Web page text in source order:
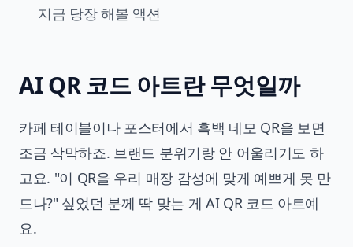
지금 당장 해볼 액션
AI QR 코드 아트란 무엇일까
카페 테이블이나 포스터에서 흑백 네모 QR을 보면
조금 삭막하죠. 브랜드 분위기랑 안 어울리기도 하
고요. "이 QR을 우리 매장 감성에 맞게 예쁘게 못 만
드나?" 싶었던 분께 딱 맞는 게 AI QR 코드 아트예
요.